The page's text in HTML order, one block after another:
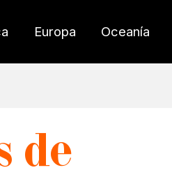
Europa Oceanía
de